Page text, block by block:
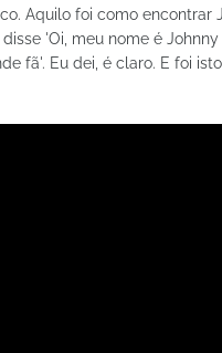
Aquilo foi como encontrar
'Oi, meu nome é
fã'. Eu dei, é claro. E foi